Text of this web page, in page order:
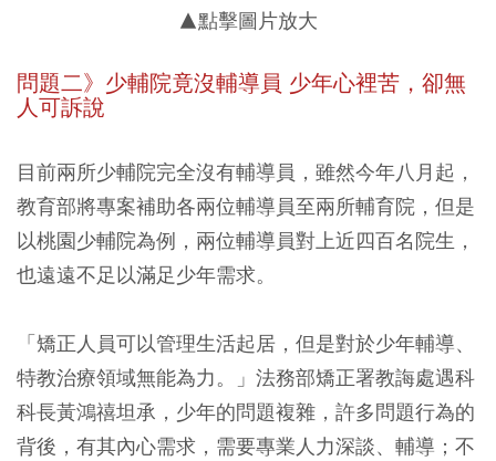
▲點擊圖片放大
問題二》少輔院竟沒輔導員 少年心裡苦，卻無
人可訴說
目前兩所少輔院完全沒有輔導員，雖然今年八月起，
教育部將專案補助各兩位輔導員至兩所輔育院，但是
以桃園少輔院為例，兩位輔導員對上近四百名院生，
也遠遠不足以滿足少年需求。
「矯正人員可以管理生活起居，但是對於少年輔導、
特教治療領域無能為力。」法務部矯正署教誨處遇科
科長黃鴻禧坦承，少年的問題複雜，許多問題行為的
背後，有其內心需求，需要專業人力深談、輔導；不